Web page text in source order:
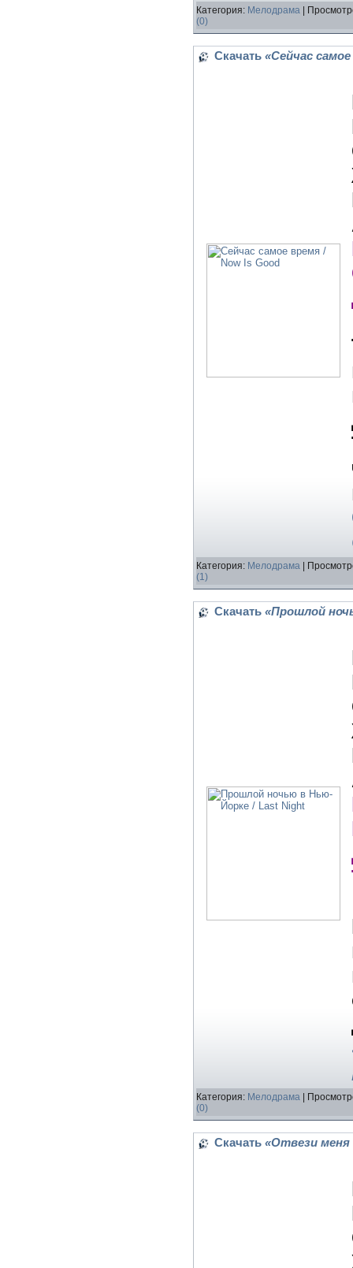
Категория: Мелодрама |
(0)
Скачать «Сейчас
Категория: Мелодрама |
(1)
Скачать «Прошлой
Категория: Мелодрама |
(0)
Скачать «Отвези меня